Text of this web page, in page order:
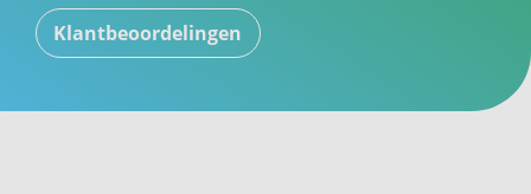
Klantbeoordelingen